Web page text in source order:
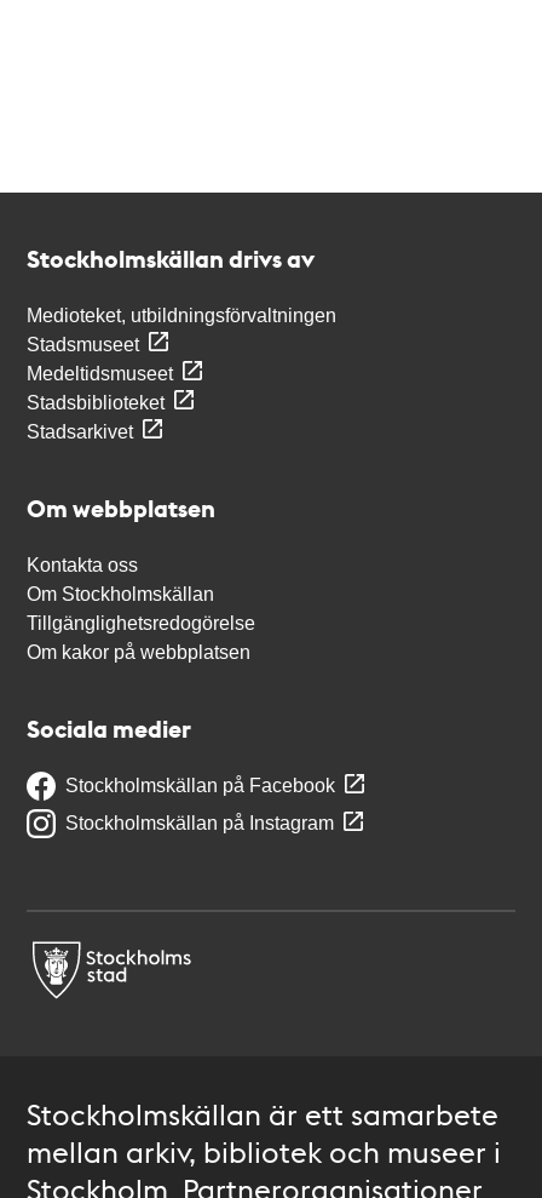
Stockholmskällan drivs av
Medioteket, utbildningsförvaltningen
Stadsmuseet
Medeltidsmuseet
Stadsbiblioteket
Stadsarkivet
Om webbplatsen
Kontakta oss
Om Stockholmskällan
Tillgänglighetsredogörelse
Om kakor på webbplatsen
Sociala medier
Stockholmskällan på Facebook
Stockholmskällan på Instagram
Stockholmskällan är ett samarbete
mellan arkiv, bibliotek och museer i
Stockholm. Partnerorganisationer